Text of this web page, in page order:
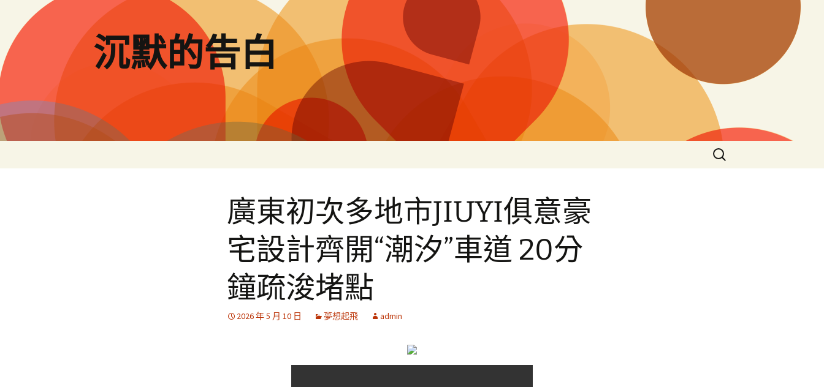
要
內
容
沉默的告白
搜
尋
廣東初次多地市JIUYI俱意豪
宅設計齊開“潮汐”車道 20分
鐘疏浚堵點
2026 年 5 月 10 日 夢想起飛 admin